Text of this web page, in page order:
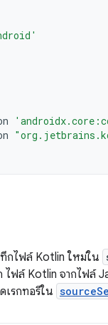
กไฟล์ Kotlin ใหม่ใน
ฟล์ Kotlin จากไฟล์
รกทอรีใน